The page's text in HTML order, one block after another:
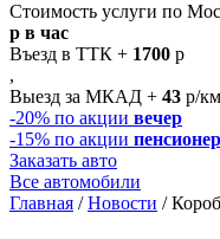
Стоимость услуги по
р в час
Въезд в ТТК + 1700 р
,
Выезд за МКАД + 43 р/км
-20% по акции вечер
-15% по акции пенсионер
Заказать авто
Все автомобили
Главная /Новости /